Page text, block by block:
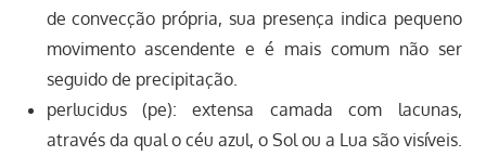
de convecção própria, sua presença indica pequeno
movimento ascendente e é mais comum não ser
seguido de precipitação.
perlucidus (pe): extensa camada com lacunas,
através da qual o céu azul, o Sol ou a Lua são visíveis.